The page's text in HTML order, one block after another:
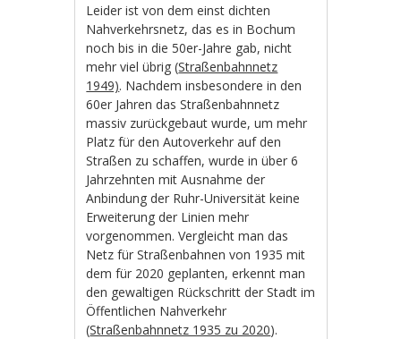
Leider ist von dem einst dichten
Nahverkehrsnetz, das es in Bochum
noch bis in die 50er-Jahre gab, nicht
mehr viel übrig (Straßenbahnnetz
1949). Nachdem insbesondere in den
60er Jahren das Straßenbahnnetz
massiv zurückgebaut wurde, um mehr
Platz für den Autoverkehr auf den
Straßen zu schaffen, wurde in über 6
Jahrzehnten mit Ausnahme der
Anbindung der Ruhr-Universität keine
Erweiterung der Linien mehr
vorgenommen. Vergleicht man das
Netz für Straßenbahnen von 1935 mit
dem für 2020 geplanten, erkennt man
den gewaltigen Rückschritt der Stadt im
Öffentlichen Nahverkehr
(Straßenbahnnetz 1935 zu 2020).